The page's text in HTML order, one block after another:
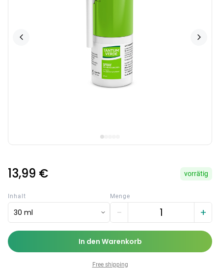
13,99 € vorrätig
Inhalt
30 ml
Menge
− +
In den Warenkorb
Free shipping